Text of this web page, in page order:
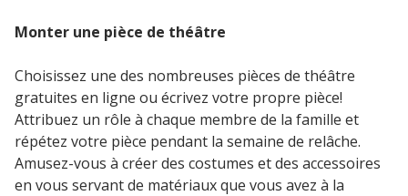
Monter une pièce de théâtre
Choisissez une des nombreuses pièces de théâtre
gratuites en ligne ou écrivez votre propre pièce!
Attribuez un rôle à chaque membre de la famille et
répétez votre pièce pendant la semaine de relâche.
Amusez-vous à créer des costumes et des accessoires
en vous servant de matériaux que vous avez à la